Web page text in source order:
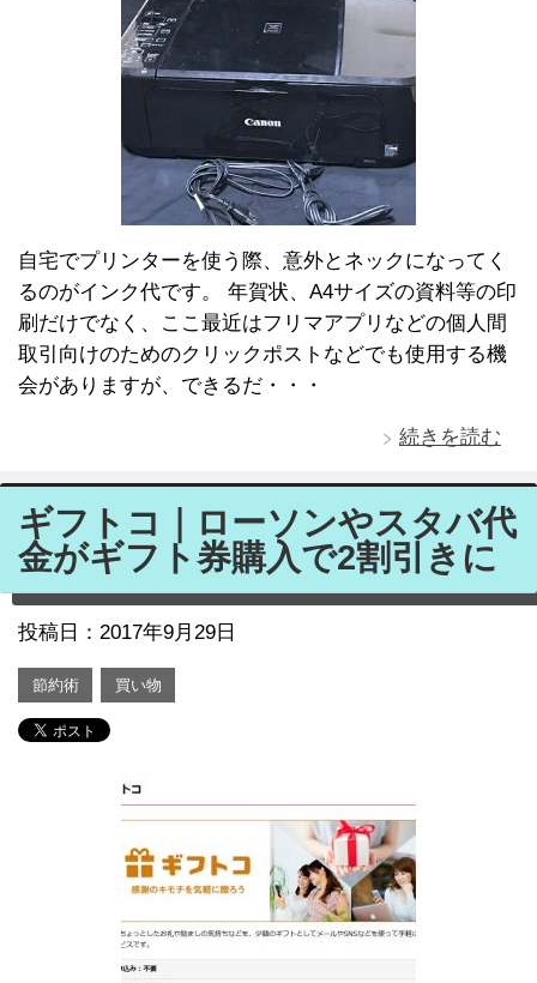
自宅でプリンターを使う際、意外とネックになってく
るのがインク代です。 年賀状、A4サイズの資料等の印
刷だけでなく、ここ最近はフリマアプリなどの個人間
取引向けのためのクリックポストなどでも使用する機
会がありますが、できるだ・・・
続きを読む
ギフトコ｜ローソンやスタバ代
金がギフト券購入で2割引きに
投稿日： 2017年9月29日
節約術 買い物